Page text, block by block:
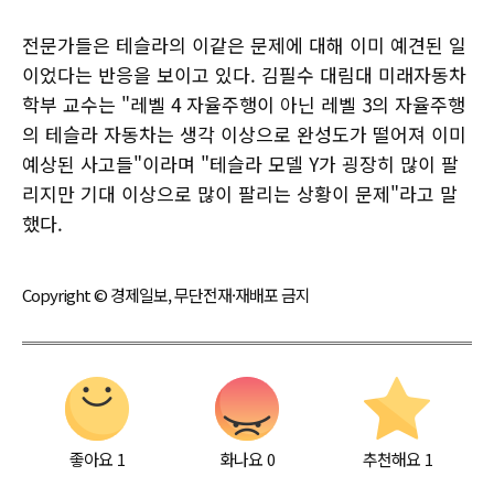
전문가들은 테슬라의 이같은 문제에 대해 이미 예견된 일
이었다는 반응을 보이고 있다. 김필수 대림대 미래자동차
학부 교수는 "레벨 4 자율주행이 아닌 레벨 3의 자율주행
의 테슬라 자동차는 생각 이상으로 완성도가 떨어져 이미
예상된 사고들"이라며 "테슬라 모델 Y가 굉장히 많이 팔
리지만 기대 이상으로 많이 팔리는 상황이 문제"라고 말
했다.
Copyright © 경제일보, 무단전재·재배포 금지
좋아요 1 화나요0 추천해요 1